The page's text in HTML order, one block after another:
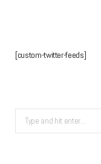
[custom-twitter-feeds]
Search
for: